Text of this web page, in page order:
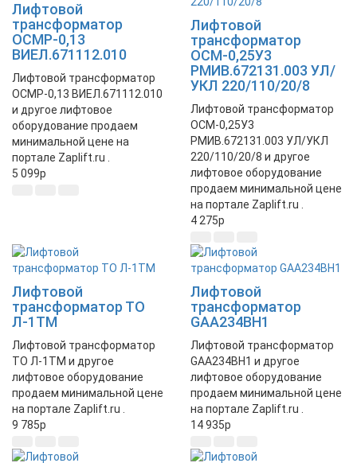
Лифтовой
трансформатор
ОСМР-0,13
ВИЕЛ.671112.010
Лифтовой трансформатор
ОСМР-0,13 ВИЕЛ.671112.010
и другое лифтовое
оборудование продаем
минимальной цене на
портале Zaplift.ru .
5 099p
Лифтовой
трансформатор
ОСМ-0,25У3
РМИВ.672131.003 УЛ/
УКЛ 220/110/20/8
Лифтовой трансформатор
ОСМ-0,25У3
РМИВ.672131.003 УЛ/УКЛ
220/110/20/8 и другое
лифтовое оборудование
продаем минимальной цене
на портале Zaplift.ru .
4 275p
Лифтовой
трансформатор ТО
Л-1ТМ
Лифтовой трансформатор
ТО Л-1ТМ и другое
лифтовое оборудование
продаем минимальной цене
на портале Zaplift.ru .
9 785p
Лифтовой
трансформатор
GAA234BH1
Лифтовой трансформатор
GAA234BH1 и другое
лифтовое оборудование
продаем минимальной цене
на портале Zaplift.ru .
14 935p